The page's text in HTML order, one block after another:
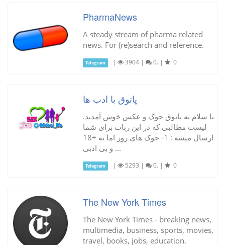
PharmaNews
A steady stream of pharma related
news. For (re)search and reference.
Telegram | 3904 | 0. | 0
پاتوق با ادب ها
با سلام به پاتوق جوک و عکس خوش آمدید.
لیست مطالبی که در این ربات برای شما
ارسال میشه : 1- جوک های روز اما نه +18
و بی ادبی ...
Telegram | 5293 | 0. | 0
The New York Times
The New York Times - breaking news,
multimedia, business, sports, movies,
travel, books, jobs, education.